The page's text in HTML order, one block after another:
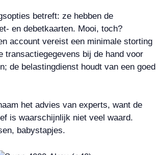
betreft: ze hebben de
en debetkaarten. Mooi, toch?
account vereist een minimale storting
transactiegegevens bij de hand voor
de belastingdienst houdt van een goed
het advies van experts, want de
is waarschijnlijk niet veel waard.
babystapjes.